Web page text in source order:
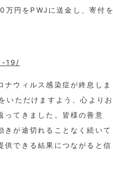
万円をPWJに送金し、寄付を
19/
ウィルス感染症が終息しま
いただけますよう、心よりお
ってきました。皆様の善意
が途切れることなく続いて
供できる結果につながると信